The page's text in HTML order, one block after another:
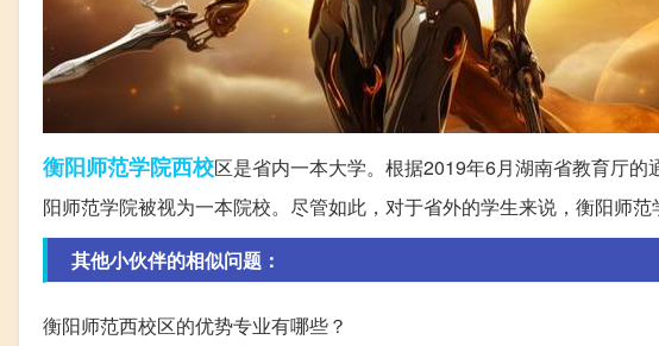
衡阳师范学院西校区是省内一本大学。根据2019年6月湖南省教育厅
阳师范学院被视为一本院校。尽管如此，对于省外的学生来说，衡阳师
其他小伙伴的相似问题：
衡阳师范西校区的优势专业有哪些？